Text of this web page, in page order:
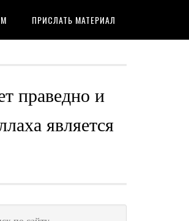
ПРИСЛАТЬ МАТЕРИАЛ
праведно и
является